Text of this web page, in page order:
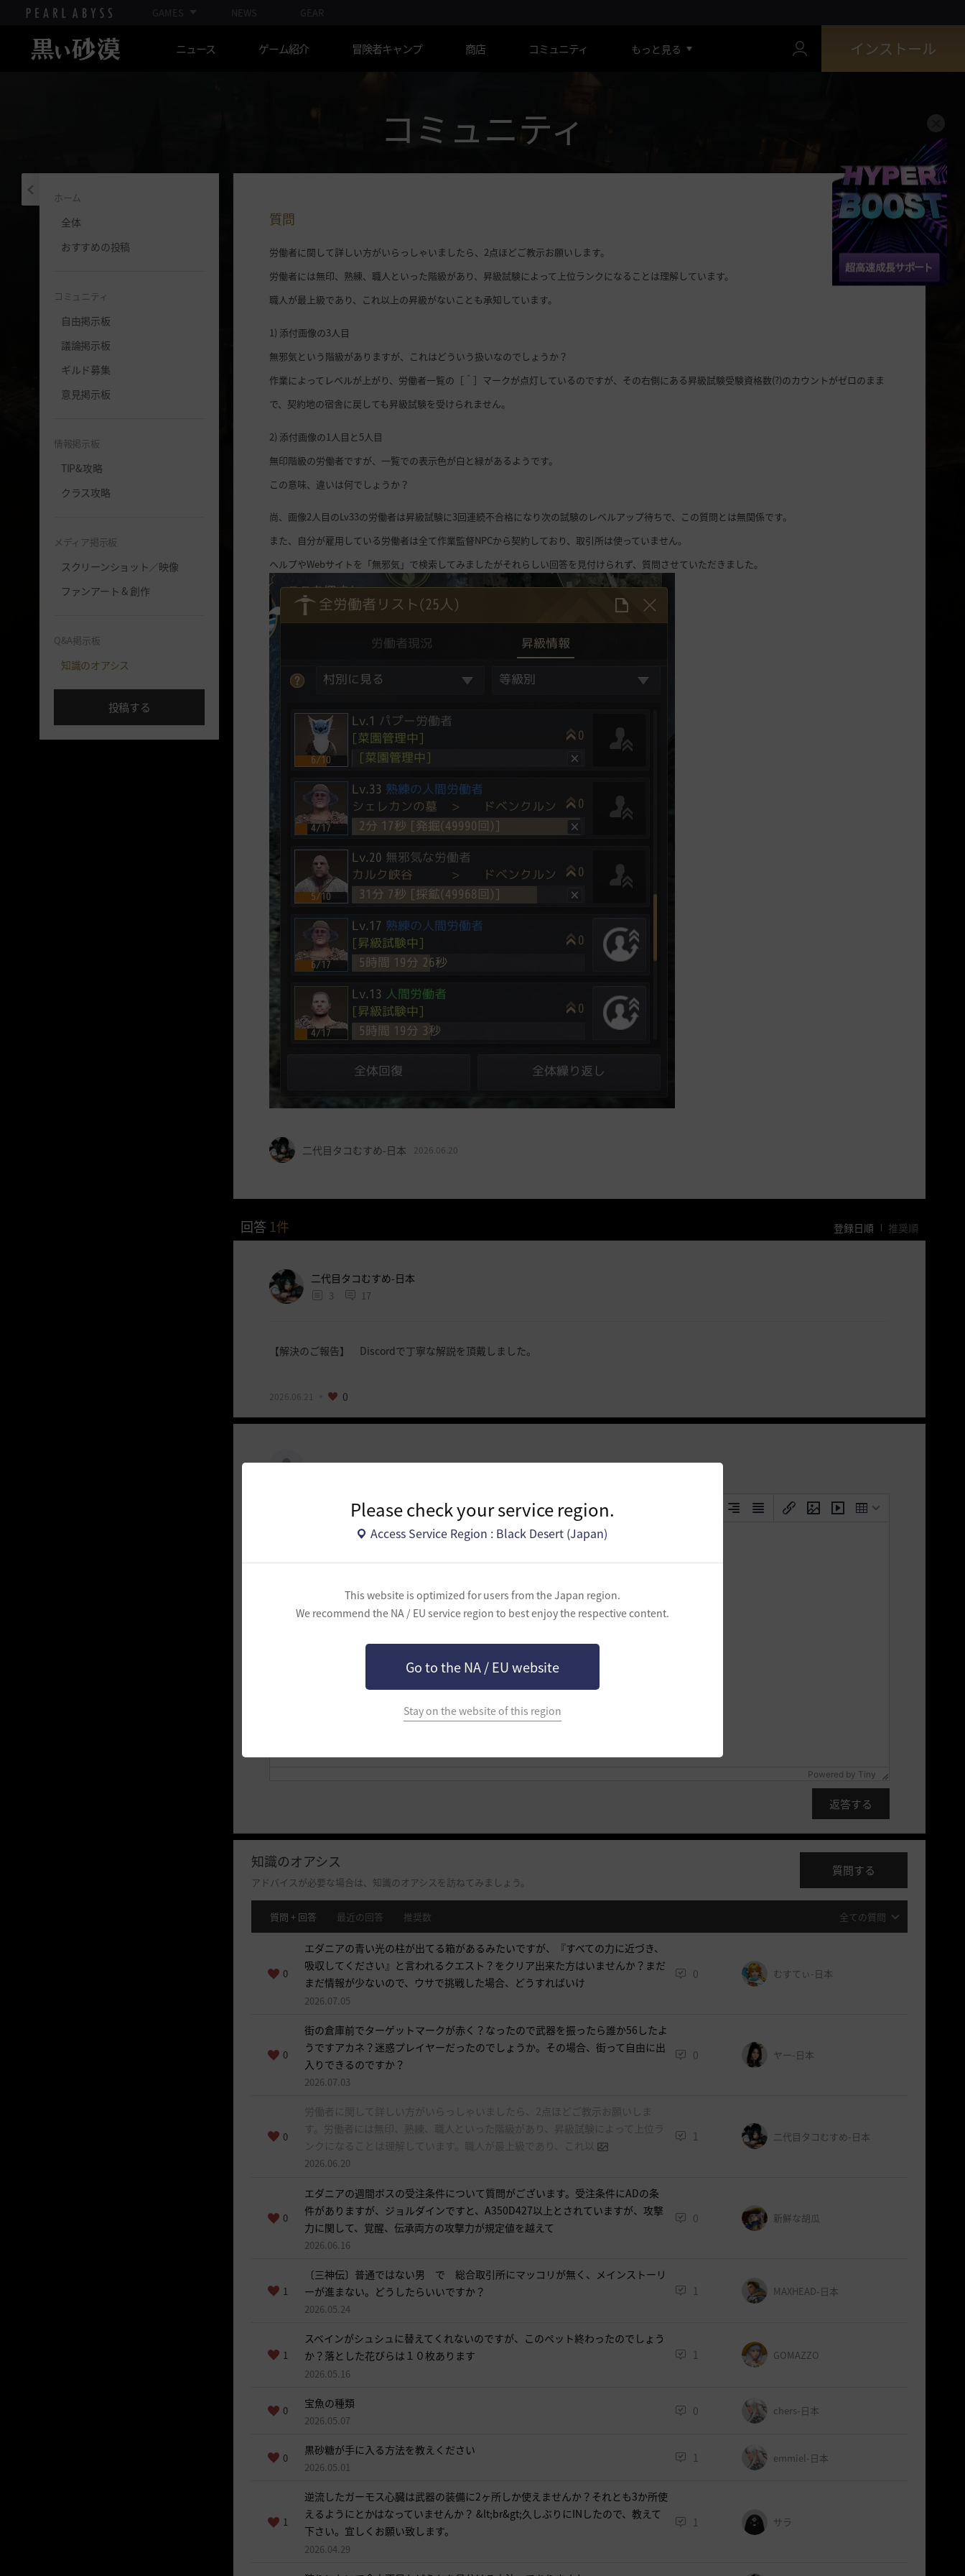
GAMES NEWS GEAR
Please check your service region.
Access Service Region : Black Desert (Japan)
This website is optimized for users from the Japan region.
We recommend the NA / EU service region to best enjoy the respective content.
Go to the NA / EU website
Stay on the website of this region
ニュース ゲーム紹介 冒険者キャンプ 商店 コミュニティ もっと見る インストール
コミュニティ
ホーム
全体
おすすめの投稿
コミュニティ
自由掲示板
議論掲示板
ギルド募集
意見掲示板
情報掲示板
TIP&攻略
クラス攻略
メディア掲示板
スクリーンショット／映像
ファンアート & 創作
Q&A掲示板
知識のオアシス
投稿する
質問
労働者に関して詳しい方がいらっしゃいましたら、2点ほどご教示お願いします。
労働者には無印、熟練、職人といった階級があり、昇級試験によって上位ランクになることは理解しています。
職人が最上級であり、これ以上の昇級がないことも承知しています。
1) 添付画像の3人目
無邪気という階級がありますが、これはどういう扱いなのでしょうか？
作業によってレベルが上がり、労働者一覧の［＾］マークが点灯しているのですが、その右側にある昇級試験受験資格数(?)のカウントがゼロのまま
で、契約地の宿舎に戻しても昇級試験を受けられません。
2) 添付画像の1人目と5人目
無印階級の労働者ですが、一覧での表示色が白と緑があるようです。
この意味、違いは何でしょうか？
尚、画像2人目のLv33の労働者は昇級試験に3回連続不合格になり次の試験のレベルアップ待ちで、この質問とは無関係です。
また、自分が雇用している労働者は全て作業監督NPCから契約しており、取引所は使っていません。
ヘルプやWebサイトを「無邪気」で検索してみましたがそれらしい回答を見付けられず、質問させていただきました。
二代目タコむすめ-日本 2026.06.20
回答 1件 登録日順 推奨順
二代目タコむすめ-日本
3 17
【解決のご報告】 Discordで丁寧な解説を頂戴しました。
2026.06.21 0
ロ
利
こ
と
き
す
。
す
ロ
グ
ペ
ー
ジ
移
動
し
か
Paragraph 15px
Powered by Tiny
返答する
知識のオアシス
アドバイスが必要な場合は、知識のオアシスを訪ねてみましょう。
質問する
質問 + 回答 最近の回答 推奨数 全ての質問
0
エダニアの青い光の柱が出てる箱があるみたいですが、『すべての力に近づき、
吸収してください』と言われるクエスト？をクリア出来た方はいませんか？まだ
まだ情報が少ないので、ウサで挑戦した場合、どうすればいけ
2026.07.05
0 むすてぃ-日本
0
街の倉庫前でターゲットマークが赤く？なったので武器を振ったら誰か56したよ
うですアカネ？迷惑プレイヤーだったのでしょうか。その場合、街って自由に出
入りできるのですか？
2026.07.03
0 ヤー-日本
0
労働者に関して詳しい方がいらっしゃいましたら、2点ほどご教示お願いしま
す。労働者には無印、熟練、職人といった階級があり、昇級試験によって上位ラ
ンクになることは理解しています。職人が最上級であり、これ以
2026.06.20
1 二代目タコむすめ-日本
0
エダニアの週間ボスの受注条件について質問がございます。受注条件にADの条
件がありますが、ジョルダインですと、A350D427以上とされていますが、攻撃
力に関して、覚醒、伝承両方の攻撃力が規定値を越えて
2026.06.16
0 新鮮な胡瓜
1
〔三神伝〕普通ではない男 で 総合取引所にマッコリが無く、メインストーリ
ーが進まない。どうしたらいいですか？
2026.05.24
1 MAXHEAD-日本
1
スベインがシュシュに替えてくれないのですが、このペット終わったのでしょう
か？落とした花びらは１０枚あります
2026.05.16
1 GOMAZZO
0
宝魚の種類
2026.05.07
0 chers-日本
0
黒砂糖が手に入る方法を教えください
2026.05.01
1 emmiel-日本
1
逆流したガーモス心臓は武器の装備に2ヶ所しか使えませんか？それとも3か所使
えるようにとかはなっていませんか？ &lt;br&gt;久しぶりにINしたので、教えて
下さい。宜しくお願い致します。
2026.04.29
1 サラ